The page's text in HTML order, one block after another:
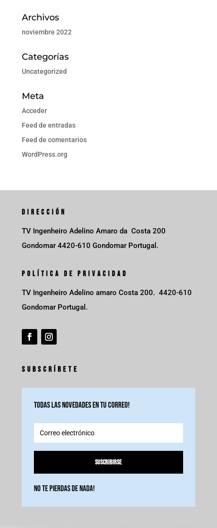
Archivos
noviembre 2022
Categorías
Uncategorized
Meta
Acceder
Feed de entradas
Feed de comentarios
WordPress.org
DIRECCIÓN
TV Ingenheiro Adelino Amaro da Costa 200
Gondomar 4420-610 Gondomar Portugal.
POLÍTICA DE PRIVACIDAD
TV Ingenheiro Adelino amaro Costa 200. 4420-610
Gondomar Portugal.
SUBSCRÍBETE
Todas las novedades en tu correo!
Suscribirse
No te pierdas de nada!